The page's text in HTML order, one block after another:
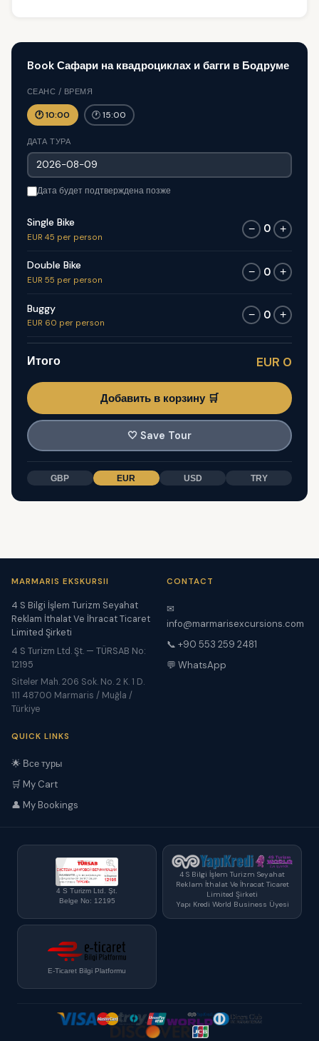
Book Сафари на квадроциклах и багги в Бодруме
СЕАНС / ВРЕМЯ
🕐 10:00 🕐 15:00
ДАТА ТУРА
Дата будет подтверждена позже
Single Bike
EUR 45 per person
− 0 +
Double Bike
EUR 55 per person
− 0 +
Buggy
EUR 60 per person
− 0 +
Итого EUR 0
Добавить в корзину 🛒
🤍 Save Tour
GBP EUR USD TRY
MARMARIS EKSKURSII
4 S Bilgi İşlem Turizm Seyahat
Reklam İthalat Ve İhracat Ticaret
Limited Şirketi
4 S Turizm Ltd. Şt. — TÜRSAB No:
12195
Siteler Mah. 206 Sok. No. 2 K. 1 D.
111 48700 Marmaris / Muğla /
Türkiye
CONTACT
✉
info@marmarisexcursions.com
📞 +90 553 259 2481
💬 WhatsApp
QUICK LINKS
🌟 Все туры
🛒 My Cart
👤 My Bookings
4 S Turizm Ltd. Şt.
Belge No: 12195
4 S Bilgi İşlem Turizm Seyahat
Reklam İthalat Ve İhracat Ticaret
Limited Şirketi
Yapı Kredi World Business Üyesi
E-Ticaret Bilgi Platformu